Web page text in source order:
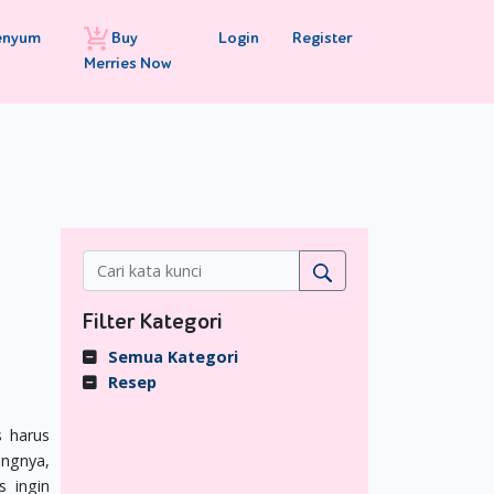
Buy
Merries Now
Login Register
harus
ingin
Filter Kategori
Semua Kategori
Resep